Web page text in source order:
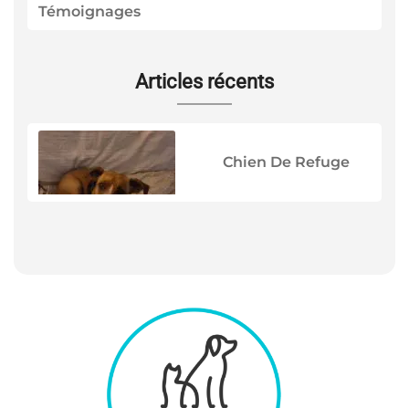
Témoignages
Articles récents
Chien De Refuge